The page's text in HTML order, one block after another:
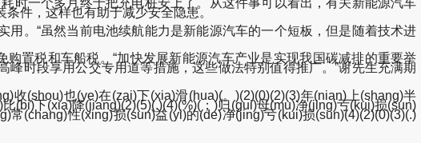
条件，这样也有助于减少安全隐患。
。“虽然当前电池续航能力是新能源汽车的一个短板，但是随着技术进
税和车船税。“加快发展新能源汽车产业是实现我国碳减排的重要举
时段享用公交专用道等措施，这些做法特别值得推广。”谢先生充满期
收(shou)也(ye)在(zai)下(xia)滑(hua)(。)(2)(0)(2)(3)年(nian)上(shang)半
(bi)下(xia)降(jiang)(2)(5)(.)(4)(%)(；)归(gui)母(mu)净(jing)亏(kui)损(sun)
(chang)性(xing)损(sun)益(yi)的(de)净(jing)亏(kui)损(sun)(4)(2)(0)(3)(.)